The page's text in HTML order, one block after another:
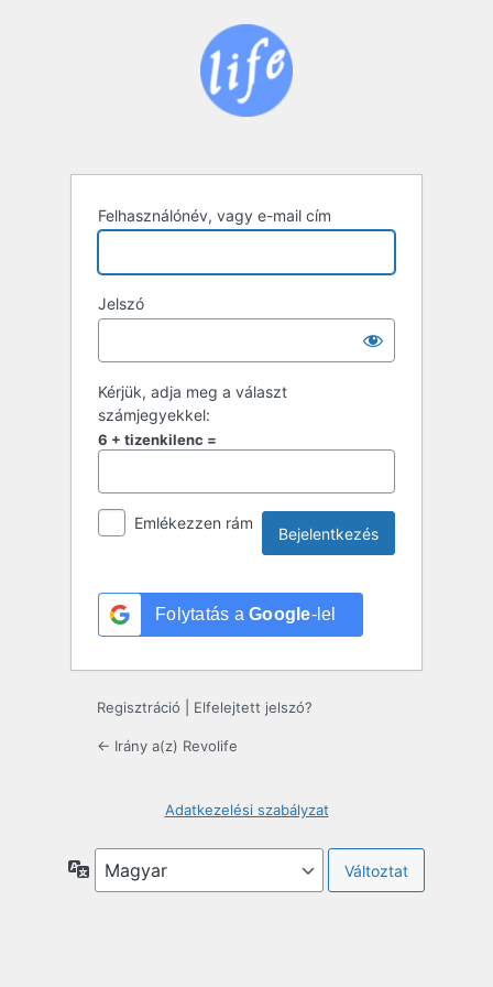
Felhasználónév, vagy e-mail cím
Jelszó
Kérjük, adja meg a választ
számjegyekkel:
6 + tizenkilenc =
Emlékezzen rám
Folytatás a Google-lel
Regisztráció Elfelejtett jelszó?
← Irány a(z) Revolife
Adatkezelési szabályzat
Nyelv